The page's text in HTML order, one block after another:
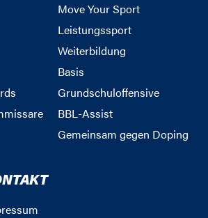
Move Your Sport
Leistungssport
Weiterbildung
Basis
Grundschuloffensive
BBL-Assist
Gemeinsam gegen Doping